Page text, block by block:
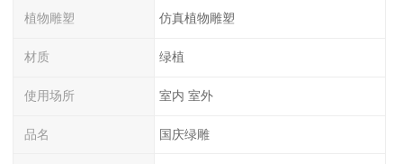
植物雕塑 仿真植物雕塑
材质 绿植
使用场所 室内 室外
品名 国庆绿雕